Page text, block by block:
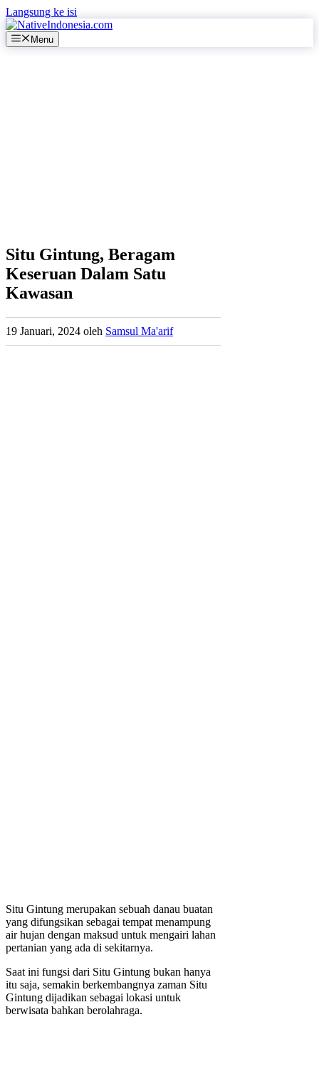
Langsung ke isi
Menu
Situ Gintung, Beragam
Keseruan Dalam Satu
Kawasan
19 Januari, 2024 oleh Samsul Ma'arif
Situ Gintung merupakan sebuah danau buatan
yang difungsikan sebagai tempat menampung
air hujan dengan maksud untuk mengairi lahan
pertanian yang ada di sekitarnya.
Saat ini fungsi dari Situ Gintung bukan hanya
itu saja, semakin berkembangnya zaman Situ
Gintung dijadikan sebagai lokasi untuk
berwisata bahkan berolahraga.